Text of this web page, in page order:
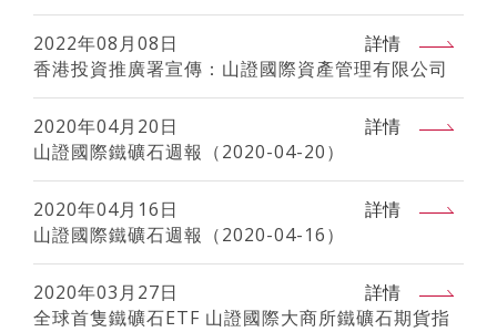
2022年08月08日
香港投資推廣署宣傳：山證國際資產管理有限公司
詳情
2020年04月20日
山證國際鐵礦石週報（2020-04-20）
詳情
2020年04月16日
山證國際鐵礦石週報（2020-04-16）
詳情
2020年03月27日
全球首隻鐵礦石ETF 山證國際大商所鐵礦石期貨指
詳情